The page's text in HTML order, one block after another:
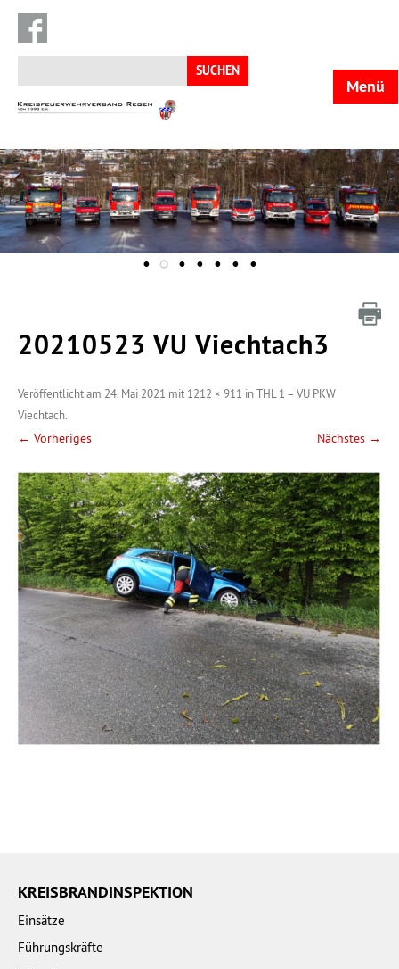
Suchen
nach:
KFV
Menü
20210523 VU Viechtach3
Veröffentlicht am 24. Mai 2021 mit 1212 × 911 inTHL 1 – VU PKW
Viechtach.
← Vorheriges Nächstes →
KREISBRANDINSPEKTION
Einsätze
Führungskräfte